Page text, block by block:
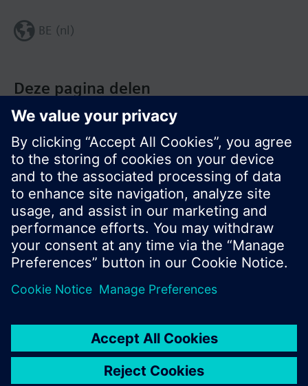
Deze pagina delen
BE (nl)
© Siemens Nederland N.V. 2017
Productportfolio en prijzen kunnen variëren per
Bescherming persoonsgegevens
Gebruikershandleiding